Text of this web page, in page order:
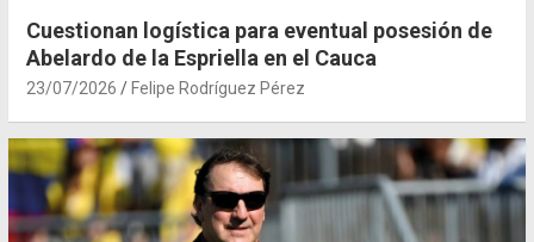
Cuestionan logística para eventual posesión de
Abelardo de la Espriella en el Cauca
23/07/2026 Felipe Rodríguez Pérez